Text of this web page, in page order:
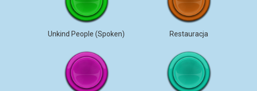
Unkind People (Spoken) Restauracja